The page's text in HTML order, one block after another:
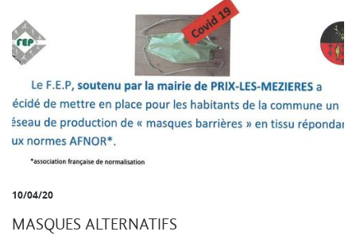
10/04/20
MASQUES ALTERNATIFS